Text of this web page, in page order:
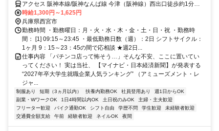
アクセス 阪神本線/阪神なんば線 今津（阪神線）西出口徒歩約1分、
阪急今津線 今津（阪急線）南口徒歩約1分、阪神本線/阪神なんば線
久寿川北口徒歩約9分
時給1,300円～1,625円
兵庫県西宮市
勤務時間 ・勤務曜日：月・火・水・木・金・土・日・祝 ・勤務時
間： [1] 09:15～23:45 ・最低勤務日数（週）：2日 シフトサイクル：
1ヶ月 9：15～23：45の間で応相談 ★週2日...
仕事内容 「パチンコ店って怖そう…」そんな不安、ここに置いてい
ってください！ 実は当社、 【マイナビ・日本経済新聞】が発表する
“2027年卒大学生就職企業人気ランキング” （アミューズメント・レ
ジャ...
制服あり 短期（3ヵ月以内） 扶養内勤務OK 社員登用あり
週1日からOK
副業・WワークOK
1日4時間以内OK 土日祝のみOK
主婦・主夫歓迎
フリーター歓迎
バイク通勤OK シフト自由 学歴不問 学生歓迎
未経験者歓迎
交通費全額支給
午前 経験者歓迎 ネイルOK 夜間